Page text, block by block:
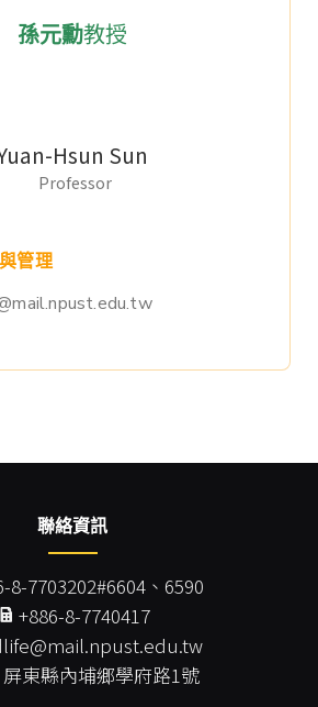
孫元勳教授
Hsun Sun
Professor
管理
聯絡資訊
8-7703202#6604、6590
+886-8-7740417
屏東縣內埔鄉學府路1號